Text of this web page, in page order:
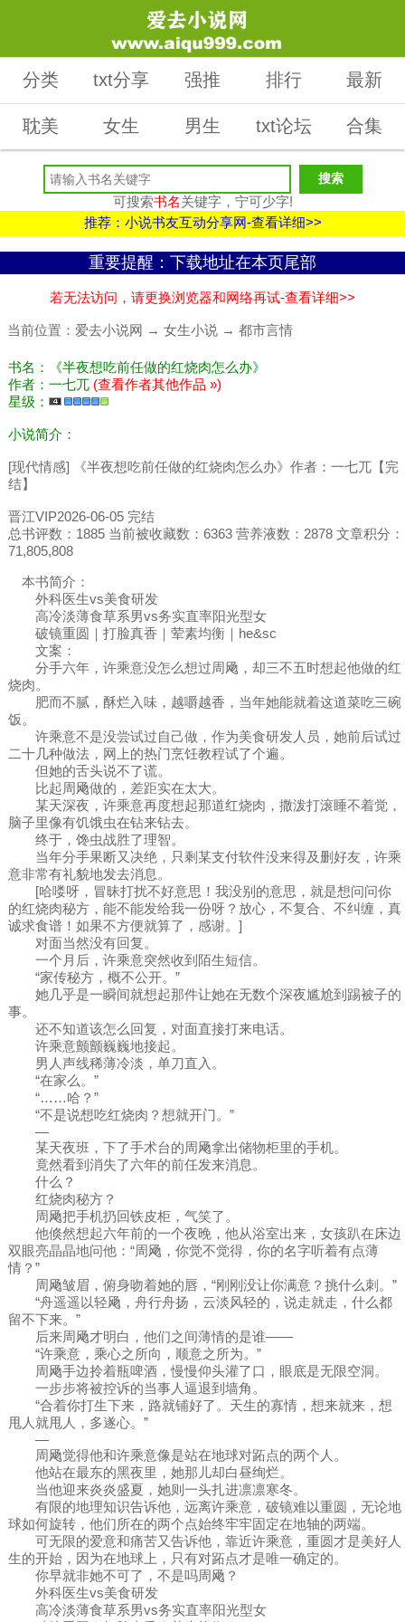
分类 txt分享 强推 排行 最新
耽美 女生 男生 txt论坛 合集
可搜索书名关键字，宁可少字!
推荐：小说书友互动分享网-查看详细>>
重要提醒：下载地址在本页尾部
若无法访问，请更换浏览器和网络再试-查看详细>>
当前位置： 爱去小说网 → 女生小说 → 都市言情
书名：《半夜想吃前任做的红烧肉怎么办》
作者：一七兀 (查看作者其他作品 »)
星级：
小说简介：
[现代情感] 《半夜想吃前任做的红烧肉怎么办》作者：一七兀【完
结】
晋江VIP2026-06-05 完结
总书评数：1885 当前被收藏数：6363 营养液数：2878 文章积分：
71,805,808
本书简介：
外科医生vs美食研发
高冷淡薄食草系男vs务实直率阳光型女
破镜重圆｜打脸真香｜荤素均衡｜he&sc
文案：
分手六年，许乘意没怎么想过周飏，却三不五时想起他做的红
烧肉。
肥而不腻，酥烂入味，越嚼越香，当年她能就着这道菜吃三碗
饭。
许乘意不是没尝试过自己做，作为美食研发人员，她前后试过
二十几种做法，网上的热门烹饪教程试了个遍。
但她的舌头说不了谎。
比起周飏做的，差距实在太大。
某天深夜，许乘意再度想起那道红烧肉，撒泼打滚睡不着觉，
脑子里像有饥饿虫在钻来钻去。
终于，馋虫战胜了理智。
当年分手果断又决绝，只剩某支付软件没来得及删好友，许乘
意非常有礼貌地发去消息。
[哈喽呀，冒昧打扰不好意思！我没别的意思，就是想问问你
的红烧肉秘方，能不能发给我一份呀？放心，不复合、不纠缠，真
诚求食谱！如果不方便就算了，感谢。]
对面当然没有回复。
一个月后，许乘意突然收到陌生短信。
“家传秘方，概不公开。”
她几乎是一瞬间就想起那件让她在无数个深夜尴尬到踢被子的
事。
还不知道该怎么回复，对面直接打来电话。
许乘意颤颤巍巍地接起。
男人声线稀薄冷淡，单刀直入。
“在家么。”
“……哈？”
“不是说想吃红烧肉？想就开门。”
—
某天夜班，下了手术台的周飏拿出储物柜里的手机。
竟然看到消失了六年的前任发来消息。
什么？
红烧肉秘方？
周飏把手机扔回铁皮柜，气笑了。
他倏然想起六年前的一个夜晚，他从浴室出来，女孩趴在床边
双眼亮晶晶地问他：“周飏，你觉不觉得，你的名字听着有点薄
情？”
周飏皱眉，俯身吻着她的唇，“刚刚没让你满意？挑什么刺。”
“舟遥遥以轻飏，舟行舟扬，云淡风轻的，说走就走，什么都
留不下来。”
后来周飏才明白，他们之间薄情的是谁——
“许乘意，乘心之所向，顺意之所为。”
周飏手边拎着瓶啤酒，慢慢仰头灌了口，眼底是无限空洞。
一步步将被控诉的当事人逼退到墙角。
“合着你打生下来，路就铺好了。天生的寡情，想来就来，想
甩人就甩人，多遂心。”
—
周飏觉得他和许乘意像是站在地球对跖点的两个人。
他站在最东的黑夜里，她那儿却白昼绚烂。
当他迎来炎炎盛夏，她则一头扎进凛凛寒冬。
有限的地理知识告诉他，远离许乘意，破镜难以重圆，无论地
球如何旋转，他们所在的两个点始终牢牢固定在地轴的两端。
可无限的爱意和痛苦又告诉他，靠近许乘意，重圆才是美好人
生的开始，因为在地球上，只有对跖点才是唯一确定的。
你早就非她不可了，不是吗周飏？
外科医生vs美食研发
高冷淡薄食草系男vs务实直率阳光型女